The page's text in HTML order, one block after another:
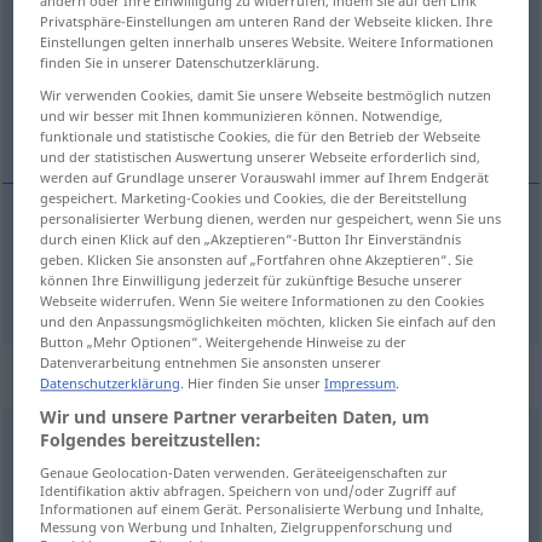
Übersicht aller Übersetzungen
(Für mehr Details die Übersetzung anklicken/antippen)
vol
voll
Beispielsätze für "voll"
gerammelt
propvol,tjokvol UMG
Privatsphäre-Einstellungen am unteren Rand der Webseite klicken. Ihre
Einstellungen gelten innerhalb unseres Website. Weitere Informationen
finden Sie in unserer Datenschutzerklärung.
Wir verwenden Cookies, damit Sie unsere Webseite bestmöglich nutzen
und wir besser mit Ihnen kommunizieren können. Notwendige,
funktionale und statistische Cookies, die für den Betrieb der Webseite
und der statistischen Auswertung unserer Webseite erforderlich sind,
werden auf Grundlage unserer Vorauswahl immer auf Ihrem Endgerät
gespeichert. Marketing-Cookies und Cookies, die der Bereitstellung
personalisierter Werbung dienen, werden nur gespeichert, wenn Sie uns
durch einen Klick auf den „Akzeptieren“-Button Ihr Einverständnis
geben. Klicken Sie ansonsten auf „Fortfahren ohne Akzeptieren“. Sie
können Ihre Einwilligung jederzeit für zukünftige Besuche unserer
Webseite widerrufen. Wenn Sie weitere Informationen zu den Cookies
und den Anpassungsmöglichkeiten möchten, klicken Sie einfach auf den
Button „Mehr Optionen“. Weitergehende Hinweise zu der
Datenverarbeitung entnehmen Sie ansonsten unserer
Datenschutzerklärung. Hier finden Sie unserImpressum.
Wir und unsere Partner verarbeiten Daten, um
Folgendes bereitzustellen:
Genaue Geolocation-Daten verwenden. Geräteeigenschaften zur
Identifikation aktiv abfragen. Speichern von und/oder Zugriff auf
Informationen auf einem Gerät. Personalisierte Werbung und Inhalte,
Messung von Werbung und Inhalten, Zielgruppenforschung und